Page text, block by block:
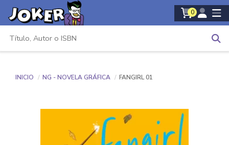
0
INICIO NG - NOVELA GRÁFICA FANGIRL 01